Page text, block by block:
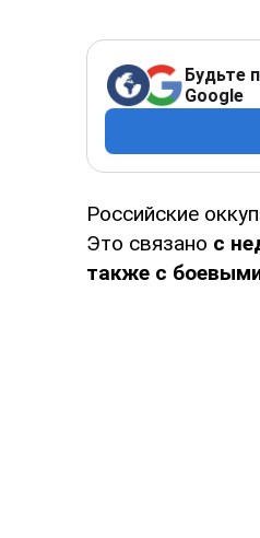
Будьте
Google
Российские
Это связано с
также с